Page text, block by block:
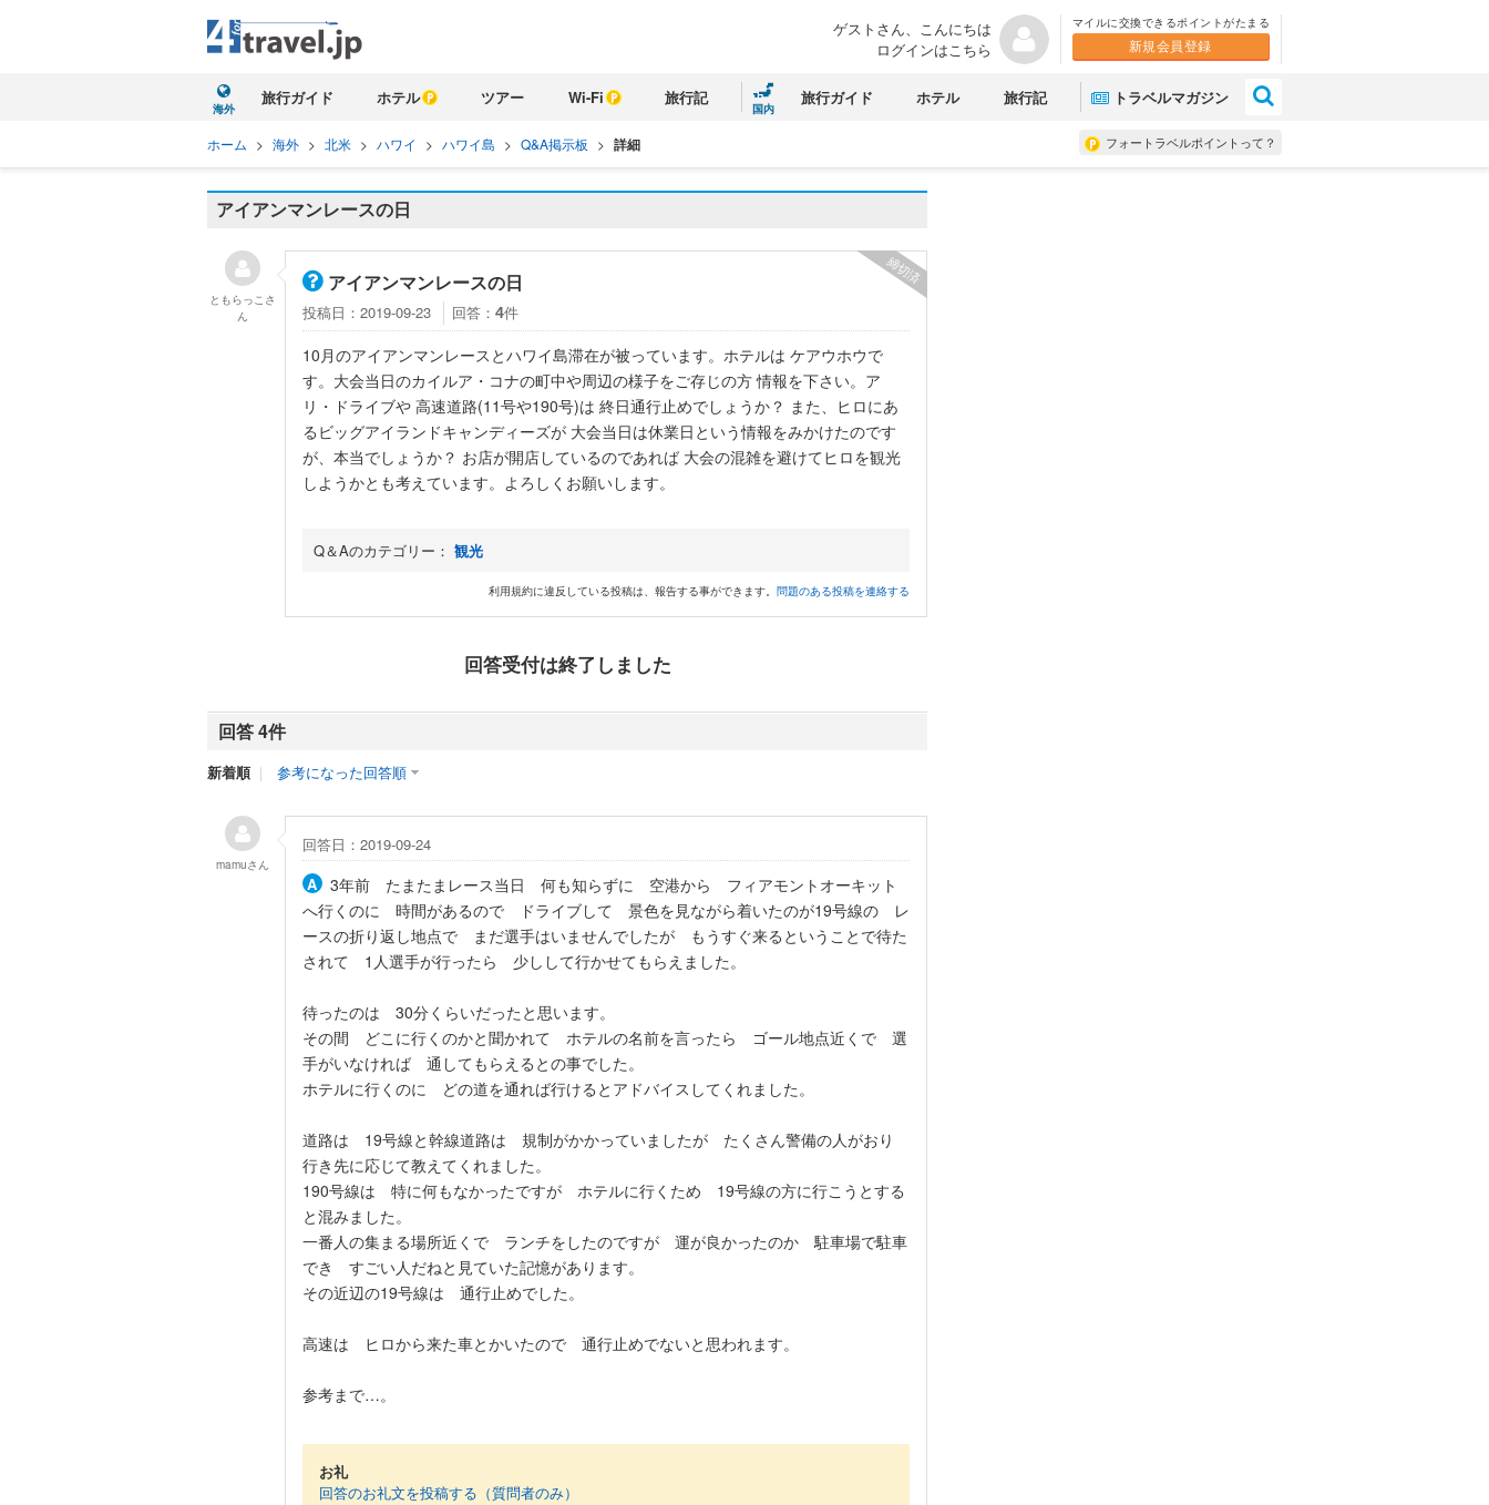
ゲストさん、こんにちは
ログインはこちら
マイルに交換できるポイントがたまる
新規会員登録
海外
旅行ガイド ホテル ツアー Wi-Fi 旅行記
国内
旅行ガイド ホテル 旅行記 トラベルマガジン
フォートラベルポイントって？
ホーム > 海外 > 北米 > ハワイ > ハワイ島 > Q&A掲示板 > 詳細
アイアンマンレースの日
アイアンマンレースの日
投稿日：2019-09-23 回答： 4件
締切済
10月のアイアンマンレースとハワイ島滞在が被っています。ホテルは ケアウホウで
す。大会当日のカイルア・コナの町中や周辺の様子をご存じの方 情報を下さい。ア
リ・ドライブや 高速道路(11号や190号)は 終日通行止めでしょうか？ また、ヒロにあ
るビッグアイランドキャンディーズが 大会当日は休業日という情報をみかけたのです
が、本当でしょうか？ お店が開店しているのであれば 大会の混雑を避けてヒロを観光
しようかとも考えています。よろしくお願いします。
Q＆Aのカテゴリー： 観光
利用規約に違反している投稿は、報告する事ができます。 問題のある投稿を連絡する
ともらっこ さ
ん
回答受付は終了しました
回答 4件
新着順 ｜ 参考になった回答順
回答日：2019-09-24
3年前 たまたまレース当日 何も知らずに 空港から フィアモントオーキット
へ行くのに 時間があるので ドライブして 景色を見ながら着いたのが19号線の レ
ースの折り返し地点で まだ選手はいませんでしたが もうすぐ来るということで待た
されて 1人選手が行ったら 少しして行かせてもらえました。
待ったのは 30分くらいだったと思います。
その間 どこに行くのかと聞かれて ホテルの名前を言ったら ゴール地点近くで 選
手がいなければ 通してもらえるとの事でした。
ホテルに行くのに どの道を通れば行けるとアドバイスしてくれました。
道路は 19号線と幹線道路は 規制がかかっていましたが たくさん警備の人がおり
行き先に応じて教えてくれました。
190号線は 特に何もなかったですが ホテルに行くため 19号線の方に行こうとする
と混みました。
一番人の集まる場所近くで ランチをしたのですが 運が良かったのか 駐車場で駐車
でき すごい人だねと見ていた記憶があります。
その近辺の19号線は 通行止めでした。
高速は ヒロから来た車とかいたので 通行止めでないと思われます。
参考まで…。
お礼
回答のお礼文を投稿する（質問者のみ）
mamuさん